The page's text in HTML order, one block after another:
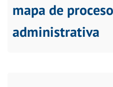
mapa de
administrativa